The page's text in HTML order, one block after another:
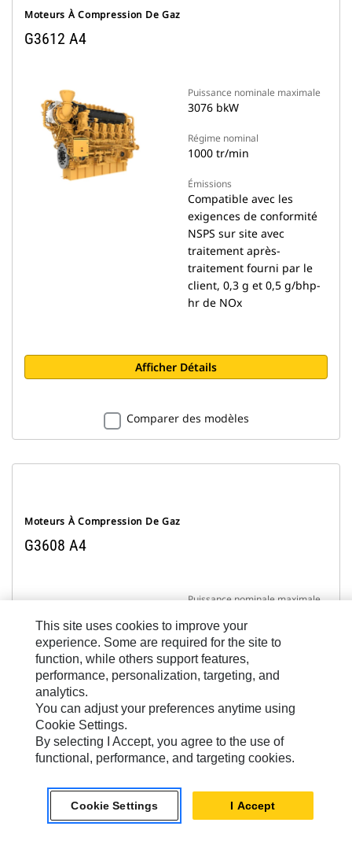
Moteurs À Compression De Gaz
G3612 A4
Puissance nominale maximale
3076 bkW
Régime nominal
1000 tr/min
Émissions
Compatible avec les
exigences de conformité
NSPS sur site avec
traitement après-
traitement fourni par le
client, 0,3 g et 0,5 g/bhp-
hr de NOx
Afficher Détails
Comparer des modèles
Moteurs À Compression De Gaz
G3608 A4
Puissance nominale maximale
Régime nominal
1000 tr/min
Combustion pauvre :
NSPS de l'EPA sur site
avec système de post-
client, 0,3 g et 0,5 g/bhp-h
This site uses cookies to improve your
experience. Some are required for the site to
function, while others support features,
performance, personalization, targeting, and
analytics.
You can adjust your preferences anytime using
Cookie Settings.
By selecting I Accept, you agree to the use of
functional, performance, and targeting cookies.
Cookie Settings I Accept